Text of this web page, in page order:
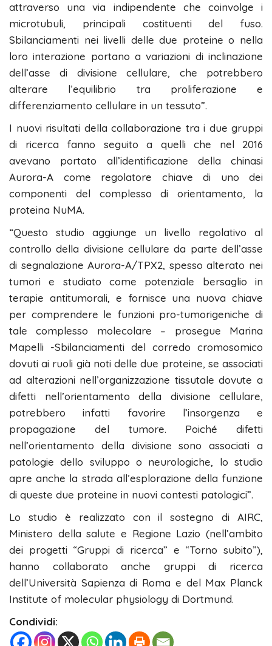
attraverso una via indipendente che coinvolge i
microtubuli, principali costituenti del fuso.
Sbilanciamenti nei livelli delle due proteine o nella
loro interazione portano a variazioni di inclinazione
dell’asse di divisione cellulare, che potrebbero
alterare l’equilibrio tra proliferazione e
differenziamento cellulare in un tessuto”.
I nuovi risultati della collaborazione tra i due gruppi
di ricerca fanno seguito a quelli che nel 2016
avevano portato all’identificazione della chinasi
Aurora-A come regolatore chiave di uno dei
componenti del complesso di orientamento, la
proteina NuMA.
“Questo studio aggiunge un livello regolativo al
controllo della divisione cellulare da parte dell’asse
di segnalazione Aurora-A/TPX2, spesso alterato nei
tumori e studiato come potenziale bersaglio in
terapie antitumorali, e fornisce una nuova chiave
per comprendere le funzioni pro-tumorigeniche di
tale complesso molecolare – prosegue Marina
Mapelli -Sbilanciamenti del corredo cromosomico
dovuti ai ruoli già noti delle due proteine, se associati
ad alterazioni nell’organizzazione tissutale dovute a
difetti nell’orientamento della divisione cellulare,
potrebbero infatti favorire l’insorgenza e
propagazione del tumore. Poiché difetti
nell’orientamento della divisione sono associati a
patologie dello sviluppo o neurologiche, lo studio
apre anche la strada all’esplorazione della funzione
di queste due proteine in nuovi contesti patologici”.
Lo studio è realizzato con il sostegno di AIRC,
Ministero della salute e Regione Lazio (nell’ambito
dei progetti “Gruppi di ricerca” e “Torno subito”),
hanno collaborato anche gruppi di ricerca
dell’Università Sapienza di Roma e del Max Planck
Institute of molecular physiology di Dortmund.
Condividi: